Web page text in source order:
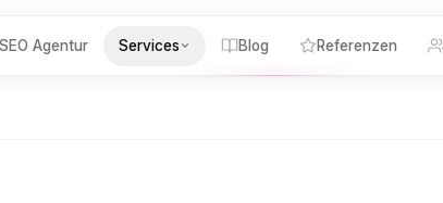
Agentur Services Blog Referenzen